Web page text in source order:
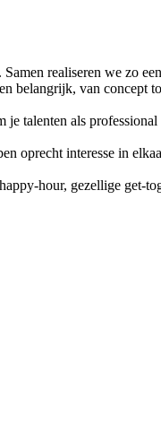
realiseren we zo
belangrijk, van concept
talenten als professional
oprecht interesse in
hour, gezellige get-